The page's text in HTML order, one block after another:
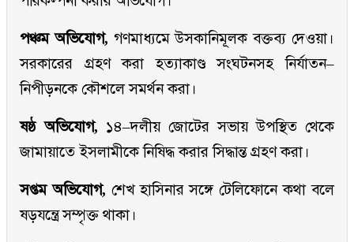
পঞ্চম অভিযোগ, গণমাধ্যমে উসকানিমূলক বক্তব্য দেওয়া।
সরকারের গ্রহণ করা হত্যাকাণ্ড সংঘটনসহ নির্যাতন–
নিপীড়নকে কৌশলে সমর্থন করা।
ষষ্ঠ অভিযোগ, ১৪–দলীয় জোটের সভায় উপস্থিত থেকে
জামায়াতে ইসলামীকে নিষিদ্ধ করার সিদ্ধান্ত গ্রহণ করা।
সপ্তম অভিযোগ, শেখ হাসিনার সঙ্গে টেলিফোনে কথা বলে
ষড়যন্ত্রে সম্পৃক্ত থাকা।